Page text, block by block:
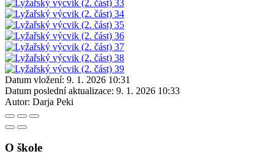
Datum vložení: 9. 1. 2026 10:31
Datum poslední aktualizace: 9. 1. 2026 10:33
Autor: Darja Peki
O škole